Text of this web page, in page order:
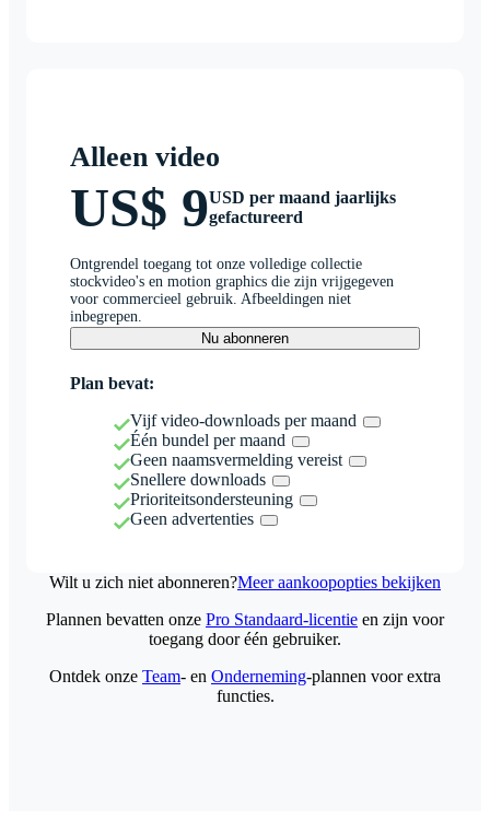
Alleen video
US$ 9USD per maand jaarlijks
gefactureerd
Ontgrendel toegang tot onze volledige collectie
stockvideo's en motion graphics die zijn vrijgegeven
voor commercieel gebruik. Afbeeldingen niet
inbegrepen.
Nu abonneren
Plan bevat:
Vijf video-downloads per maand
Één bundel per maand
Geen naamsvermelding vereist
Snellere downloads
Prioriteitsondersteuning
Geen advertenties
Wilt u zich niet abonneren?Meer aankoopopties bekijken
Plannen bevatten onze Pro Standaard-licentie en zijn voor
toegang door één gebruiker.
Ontdek onze Team- en Onderneming-plannen voor extra
functies.